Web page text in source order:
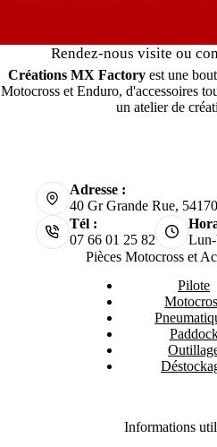
Rendez-nous visite ou
Créations MX Factoryest une
Motocross et Enduro, d'accessoires
un atelier de
Adresse :
40 Gr Grande Rue,
Tél :
07 66 01 25 82
Lun-
Pièces Motocross et
Pilote
Informations